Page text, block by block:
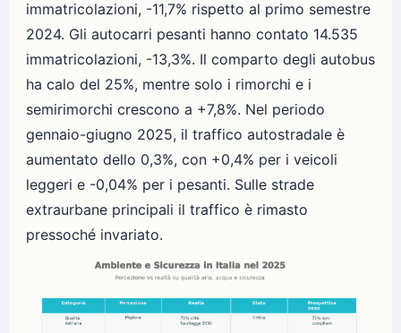
immatricolazioni, -11,7% rispetto al primo semestre
2024. Gli autocarri pesanti hanno contato 14.535
immatricolazioni, -13,3%. Il comparto degli autobus
ha calo del 25%, mentre solo i rimorchi e i
semirimorchi crescono a +7,8%. Nel periodo
gennaio-giugno 2025, il traffico autostradale è
aumentato dello 0,3%, con +0,4% per i veicoli
leggeri e -0,04% per i pesanti. Sulle strade
extraurbane principali il traffico è rimasto
pressoché invariato.